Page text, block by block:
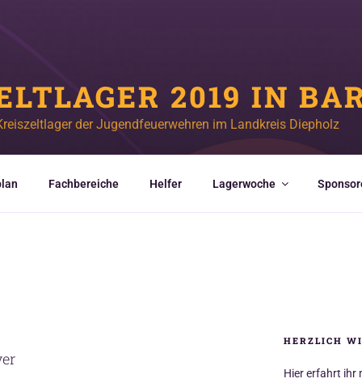
2019 IN
der Jugendfeuerwehren im Landkreis Diepholz
Fachbereiche Helfer Lagerwoche
HERZLICH
Hier erfahrt ihr